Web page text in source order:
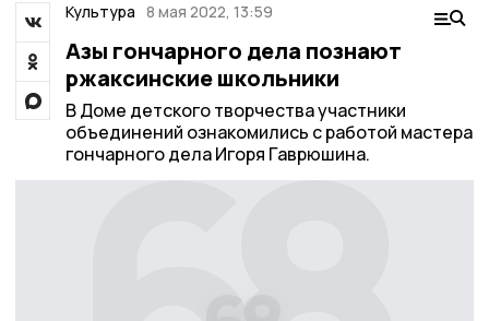
Культура 8 мая 2022, 13:59
Азы гончарного дела познают
ржаксинские школьники
В Доме детского творчества участники
объединений ознакомились с работой мастера
гончарного дела Игоря Гаврюшина.